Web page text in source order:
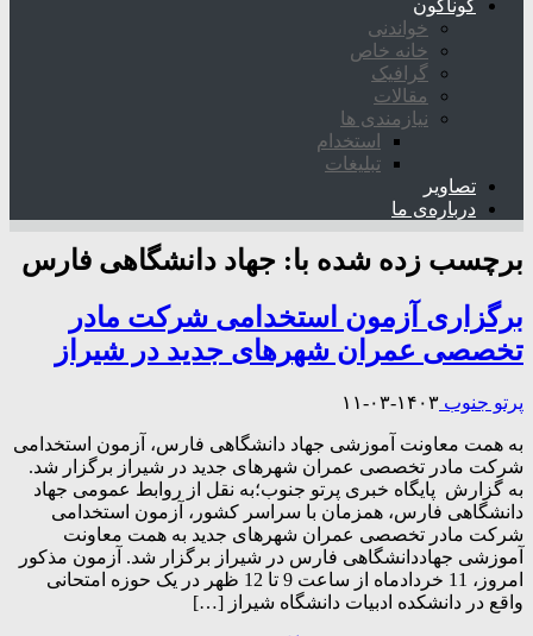
گوناگون
خواندنی
خانه خاص
گرافیک
مقالات
نیازمندی ها
استخدام
تبلیغات
تصاویر
درباره‌ی ما
برچسب زده شده با: جهاد دانشگاهی فارس
برگزاری آزمون استخدامی شرکت مادر
تخصصی عمران شهرهای جدید در شیراز
پرتو جنوب ۱۴۰۳-۰۳-۱۱
به همت معاونت آموزشی جهاد دانشگاهی فارس، آزمون استخدامی
شرکت مادر تخصصی عمران شهرهای جدید در شیراز برگزار شد.
به گزارش پایگاه خبری پرتو جنوب؛به نقل از روابط عمومی جهاد
دانشگاهی فارس، همزمان با سراسر کشور، آزمون استخدامی
شرکت مادر تخصصی عمران شهرهای جدید به همت معاونت
آموزشی جهاددانشگاهی فارس در شیراز برگزار شد. آزمون مذکور
امروز، 11 خردادماه از ساعت 9 تا 12 ظهر در یک حوزه امتحانی
واقع در دانشکده ادبیات دانشگاه شیراز […]